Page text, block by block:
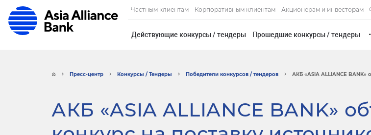
Частным клиентам Корпоративным клиентам Акционерам и инвесторам
Действующие конкурсы / тендеры Прошедшие конкурсы / тендеры
Пресс-центр Конкурсы / Тендеры Победители конкурсов / тендеров АКБ «ASIA ALLIANCE BANK»
АКБ «ASIA ALLIANCE BANK»